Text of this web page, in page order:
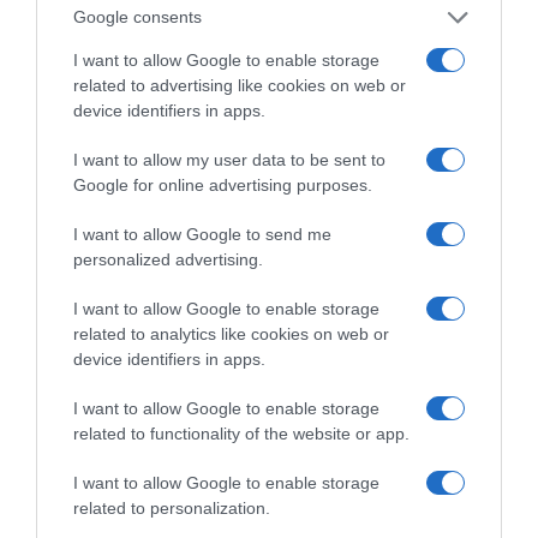
Google consents
I want to allow Google to enable storage
related to advertising like cookies on web or
device identifiers in apps.
I want to allow my user data to be sent to
Google for online advertising purposes.
I want to allow Google to send me
personalized advertising.
I want to allow Google to enable storage
related to analytics like cookies on web or
device identifiers in apps.
I want to allow Google to enable storage
related to functionality of the website or app.
I want to allow Google to enable storage
related to personalization.